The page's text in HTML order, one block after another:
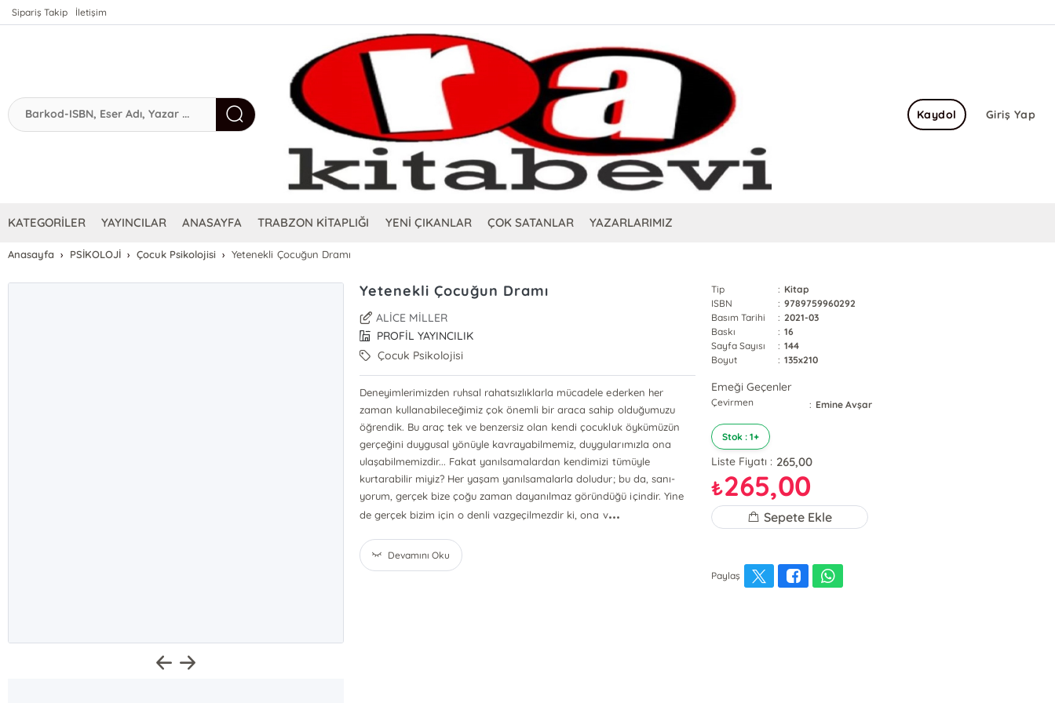
Sipariş Takip İletişim
Giriş Yap
Kaydol
KATEGORİLER YAYINCILAR ANASAYFA TRABZON KİTAPLIĞI YENİ ÇIKANLAR ÇOK SATANLAR YAZARLARIMIZ
Anasayfa PSİKOLOJİ Çocuk Psikolojisi Yetenekli Çocuğun Dramı
Yetenekli Çocuğun Dramı
ALİCE MİLLER
PROFİL YAYINCILIK
Çocuk Psikolojisi
Deneyimlerimizden ruhsal rahatsızlıklarla mücadele ederken her
zaman kullanabileceğimiz çok önemli bir araca sahip olduğumuzu
öğrendik. Bu araç tek ve benzersiz olan kendi çocukluk öykümü­zün
gerçeğini duygusal yönüyle kavrayabilmemiz, duygularımızla ona
ulaşabilmemizdir... Fakat yanılsamalardan kendimizi tümüyle
kurtarabilir miyiz? Her yaşam yanılsamalarla doludur; bu da, sanı­
yorum, gerçek bize çoğu zaman dayanılmaz göründüğü içindir. Yi­ne
de gerçek bizim için o denli vazgeçilmezdir ki, ona v...
Devamını Oku
Tip : Kitap
ISBN
: 9789759960292
Basım Tarihi
: 2021-03
Baskı
: 16
Sayfa Sayısı
: 144
Boyut
: 135x210
Emeği Geçenler
Çevirmen : Emine Avşar
Stok : 1+
Liste Fiyatı : 265,00
₺265,00
Sepete Ekle
Paylaş